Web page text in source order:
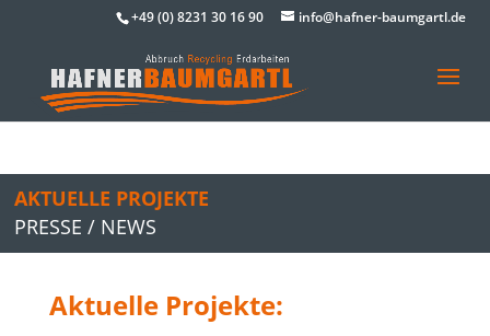
+49 (0) 8231 30 16 90 info@hafner-baumgartl.de
AKTUELLE PROJEKTE
PRESSE / NEWS
Aktuelle Projekte: